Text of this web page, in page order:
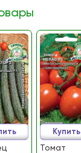
Томат
Купить